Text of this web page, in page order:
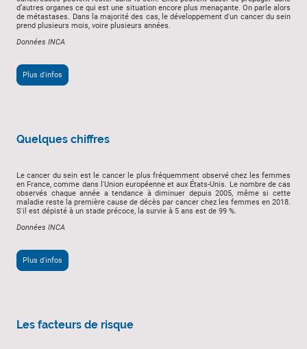
d’autres organes ce qui est une situation encore plus menaçante. On parle alors
de métastases. Dans la majorité des cas, le développement d'un cancer du sein
prend plusieurs mois, voire plusieurs années.
Données INCA
Plus d'infos
Quelques chiffres
Le cancer du sein est le cancer le plus fréquemment observé chez les femmes
en France, comme dans l'Union européenne et aux États-Unis. Le nombre de cas
observés chaque année a tendance à diminuer depuis 2005, même si cette
maladie reste la première cause de décès par cancer chez les femmes en 2018.
S'il est dépisté à un stade précoce, la survie à 5 ans est de 99 %.
Données INCA
Plus d'infos
Les facteurs de risque